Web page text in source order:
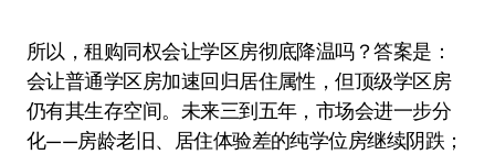
所以，租购同权会让学区房彻底降温吗？答案是：
会让普通学区房加速回归居住属性，但顶级学区房
仍有其生存空间。未来三到五年，市场会进一步分
化——房龄老旧、居住体验差的纯学位房继续阴跌；